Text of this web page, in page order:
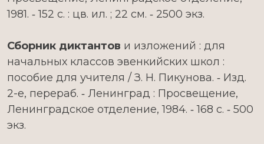
1981. ‑ 152 с. : цв. ил. ; 22 см. ‑ 2500 экз.
Сборник диктантов и изложений : для
начальных классов эвенкийских школ :
пособие для учителя / З. Н. Пикунова. ‑ Изд.
2-е, перераб. ‑ Ленинград : Просвещение,
Ленинградское отделение, 1984. ‑ 168 с. ‑ 500
экз.